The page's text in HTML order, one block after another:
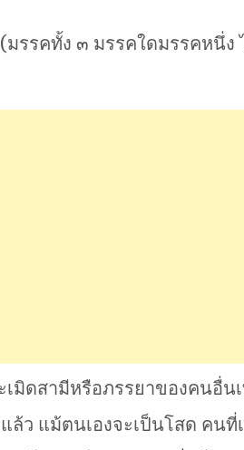
รรคทั้ง ๓ มรรคใดมรรคหนึ่ง
มิดสามีหรือภรรยาของคนอื่น
ว แม้ตนเองจะเป็นโสด คนที่